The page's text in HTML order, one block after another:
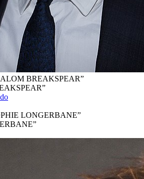
BREAKSPEAR”
LONGERBANE”